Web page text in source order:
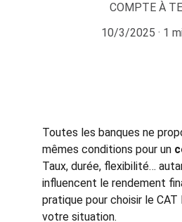
COMPTE À
10/3/2025
1
Toutes les banques ne
mêmes conditions pour un
Taux, durée, flexibilité…
influencent le rendement
pratique pour choisir le
votre situation.